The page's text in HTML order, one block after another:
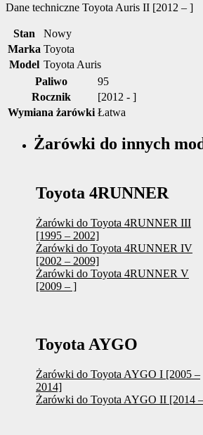
Dane techniczne Toyota Auris II [2012 – ]
Stan
Nowy
Marka Toyota
Model Toyota Auris
Paliwo
95
Rocznik
[2012 - ]
Wymiana żarówki Łatwa
Żarówki do innych
Toyota 4RUNNER
Żarówki do Toyota 4RUNNER III
[1995 – 2002]
Żarówki do Toyota 4RUNNER IV
[2002 – 2009]
Żarówki do Toyota 4RUNNER V
[2009 – ]
Toyota AYGO
Żarówki do Toyota AYGO I [2005 –
2014]
Żarówki do Toyota AYGO II [2014